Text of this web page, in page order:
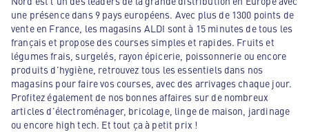
une présence dans 9 pays européens. Avec plus de 1300 points de
vente en France, les magasins ALDI sont à 15 minutes de tous les
français et propose des courses simples et rapides. Fruits et
légumes frais, surgelés, rayon épicerie, poissonnerie ou encore
produits d'hygiène, retrouvez tous les essentiels dans nos
magasins pour faire vos courses, avec des arrivages chaque jour.
Profitez également de nos bonnes affaires sur de nombreux
articles d'électroménager, bricolage, linge de maison, jardinage
ou encore high tech. Et tout ça à petit prix !